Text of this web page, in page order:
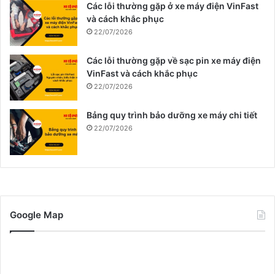
Các lỗi thường gặp ở xe máy điện VinFast
và cách khắc phục
22/07/2026
Các lỗi thường gặp về sạc pin xe máy điện
VinFast và cách khắc phục
22/07/2026
Bảng quy trình bảo dưỡng xe máy chi tiết
22/07/2026
Google Map